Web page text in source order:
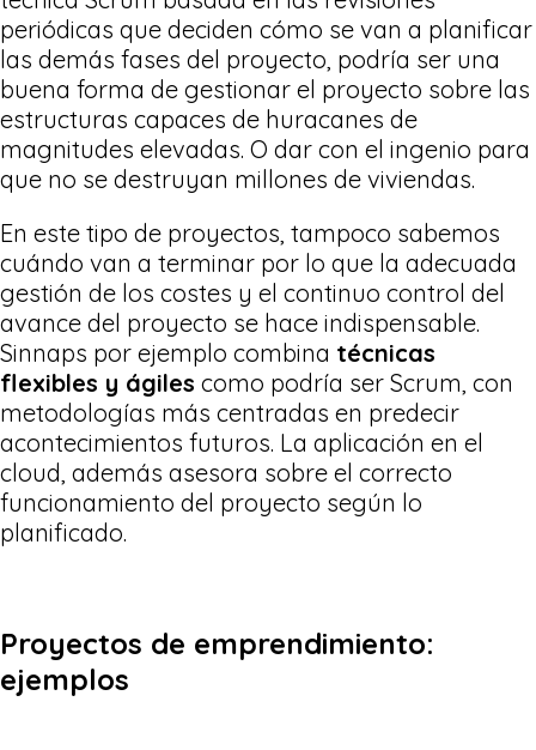
periódicas que deciden cómo se van a planificar
las demás fases del proyecto, podría ser una
buena forma de gestionar el proyecto sobre las
estructuras capaces de huracanes de
magnitudes elevadas. O dar con el ingenio para
que no se destruyan millones de viviendas.
En este tipo de proyectos, tampoco sabemos
cuándo van a terminar por lo que la adecuada
gestión de los costes y el continuo control del
avance del proyecto se hace indispensable.
Sinnaps por ejemplo combina técnicas
flexibles y ágiles como podría ser Scrum, con
metodologías más centradas en predecir
acontecimientos futuros. La aplicación en el
cloud, además asesora sobre el correcto
funcionamiento del proyecto según lo
planificado.
Proyectos de emprendimiento:
ejemplos